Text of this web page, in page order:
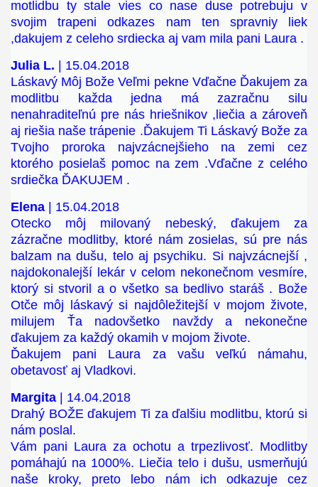
motlidbu ty stale vies co nase duse potrebuju v
svojim trapeni odkazes nam ten spravniy liek
,dakujem z celeho srdiecka aj vam mila pani Laura .
Julia L.
| 15.04.2018
Láskavý Môj Bože Veľmi pekne Vďačne Ďakujem za
modlitbu každa jedna má zazračnu silu
nenahraditeľnú pre nás hriešnikov ,liečia a zároveň
aj riešia naše trápenie .Ďakujem Ti Láskavý Bože za
Tvojho proroka najvzácnejšieho na zemi cez
ktorého posielaš pomoc na zem .Vďačne z celého
srdiečka ĎAKUJEM .
Elena
| 15.04.2018
Otecko môj milovaný nebeský, ďakujem za
zázračne modlitby, ktoré nám zosielas, sú pre nás
balzam na dušu, telo aj psychiku. Si najvzácnejší ,
najdokonalejší lekár v celom nekonečnom vesmíre,
ktorý si stvoril a o všetko sa bedlivo staráš . Bože
Otče môj láskavý si najdôležitejší v mojom živote,
milujem Ťa nadovšetko navždy a nekonečne
ďakujem za každý okamih v mojom živote.
Ďakujem pani Laura za vašu veľkú námahu,
obetavosť aj Vladkovi.
Margita | 14.04.2018
Drahý BOŽE ďakujem Ti za ďalšiu modlitbu, ktorú si
nám poslal.
Vám pani Laura za ochotu a trpezlivosť. Modlitby
pomáhajú na 1000%. Liečia telo i dušu, usmerňujú
naše kroky, preto lebo nám ich odkazuje cez